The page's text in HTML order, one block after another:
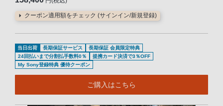
クーポン適用額をチェック (サインイン/新規登録)
当日出荷 長期保証サービス
長期保証 会員限定特典
24回払いまで分割払手数料0％
提携カード決済で3％OFF
My Sony登録特典 優待クーポン
ご購入はこちら